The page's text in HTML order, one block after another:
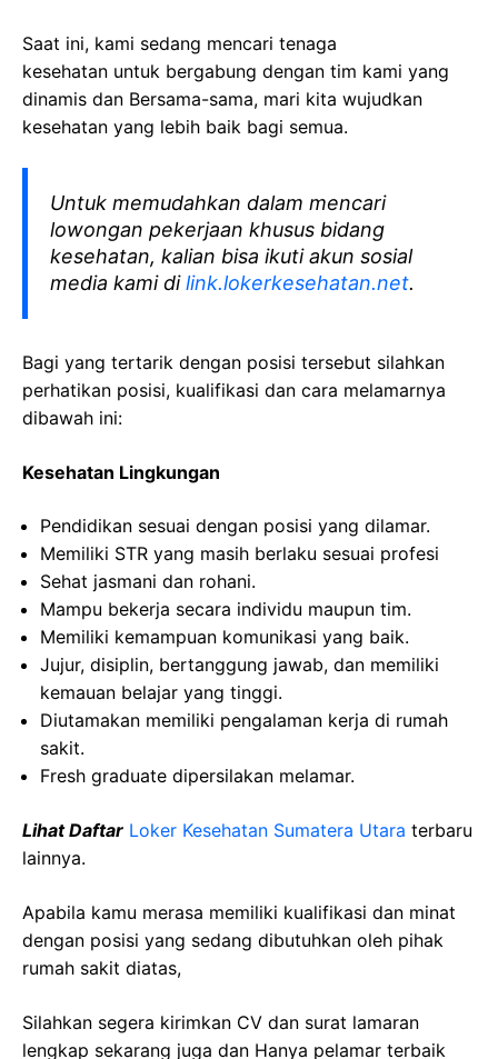
Saat ini, kami sedang mencari tenaga
kesehatan untuk bergabung dengan tim kami yang
dinamis dan Bersama-sama, mari kita wujudkan
kesehatan yang lebih baik bagi semua.
Untuk memudahkan dalam mencari
lowongan pekerjaan khusus bidang
kesehatan, kalian bisa ikuti akun sosial
media kami dilink.lokerkesehatan.net.
Bagi yang tertarik dengan posisi tersebut silahkan
perhatikan posisi, kualifikasi dan cara melamarnya
dibawah ini:
Kesehatan Lingkungan
Pendidikan sesuai dengan posisi yang dilamar.
Memiliki STR yang masih berlaku sesuai profesi
Sehat jasmani dan rohani.
Mampu bekerja secara individu maupun tim.
Memiliki kemampuan komunikasi yang baik.
Jujur, disiplin, bertanggung jawab, dan memiliki
kemauan belajar yang tinggi.
Diutamakan memiliki pengalaman kerja di rumah
sakit.
Fresh graduate dipersilakan melamar.
Lihat Daftar Loker Kesehatan Sumatera Utara terbaru
lainnya.
Apabila kamu merasa memiliki kualifikasi dan minat
dengan posisi yang sedang dibutuhkan oleh pihak
rumah sakit diatas,
Silahkan segera kirimkan CV dan surat lamaran
lengkap sekarang juga dan Hanya pelamar terbaik